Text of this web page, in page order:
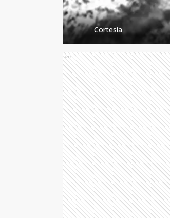
Cortesía
Ads